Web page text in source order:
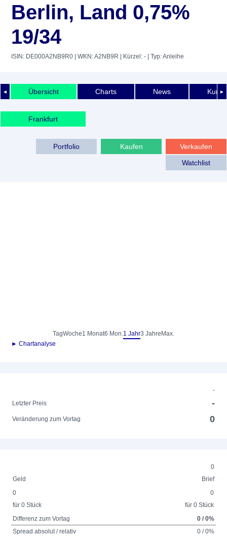
Berlin, Land 0,75%
19/34
ISIN: DE000A2NB9R0 | WKN: A2NB9R | Kürzel: - | Typ: Anleihe
◄ ►
Übersicht Charts News
Frankfurt
Verkaufen
Kaufen
Portfolio
Watchlist
TagWoche1 Monat6 Mon.1 Jahr3 Jahre Max.
► Chartanalyse
-
Letzter Preis
-
Veränderung zum Vortag 0
0
Geld
Brief
0
für 0 Stück
0
für 0 Stück
Differenz zum Vortag
0 / 0%
Spread absolut / relativ
0 / 0%